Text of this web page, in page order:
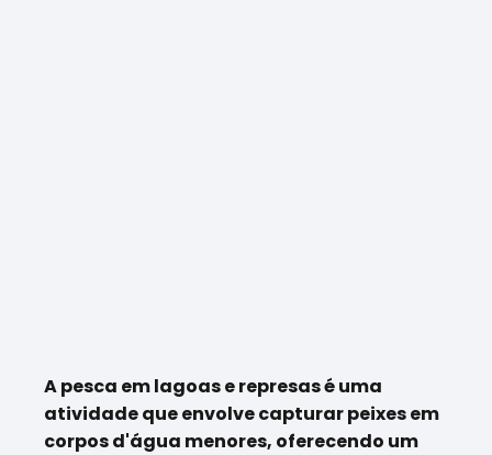
A pesca em lagoas e represas é uma
atividade que envolve capturar peixes em
corpos d'água menores, oferecendo um